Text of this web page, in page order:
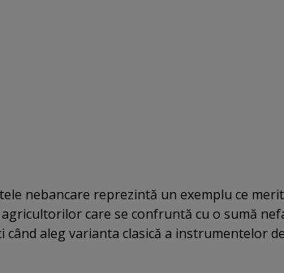
nebancare reprezintă un exemplu ce
agricultorilor care se confruntă cu o sumă
când aleg varianta clasică a instrumentelor